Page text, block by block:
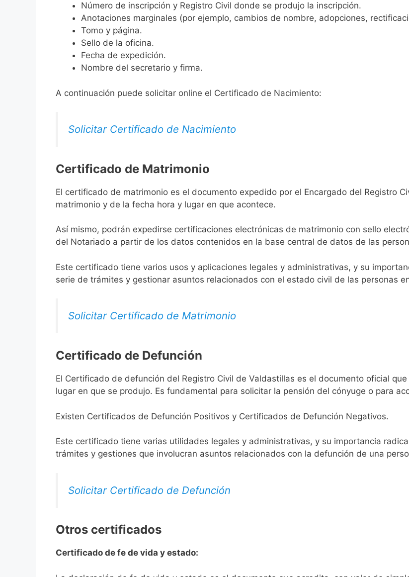
Número de inscripción y Registro Civil donde se produjo la inscripción.
Anotaciones marginales (por ejemplo, cambios de nombre, adopciones,
Tomo y página.
Sello de la oficina.
Fecha de expedición.
Nombre del secretario y firma.
A continuación puede solicitar online el Certificado de Nacimiento:
Solicitar Certificado de Nacimiento
Certificado de Matrimonio
El certificado de matrimonio es el documento expedido por el Encargado del Registro
matrimonio y de la fecha hora y lugar en que acontece.
Así mismo, podrán expedirse certificaciones electrónicas de matrimonio con sello
del Notariado a partir de los datos contenidos en la base central de datos de las
Este certificado tiene varios usos y aplicaciones legales y administrativas, y su
serie de trámites y gestionar asuntos relacionados con el estado civil de las personas
Solicitar Certificado de Matrimonio
Certificado de Defunción
El Certificado de defunción del Registro Civil de Valdastillas es el documento oficial
lugar en que se produjo. Es fundamental para solicitar la pensión del cónyuge o para
Existen Certificados de Defunción Positivos y Certificados de Defunción Negativos.
Este certificado tiene varias utilidades legales y administrativas, y su importancia
trámites y gestiones que involucran asuntos relacionados con la defunción de una
Solicitar Certificado de Defunción
Otros certificados
Certificado de fe de vida y estado: